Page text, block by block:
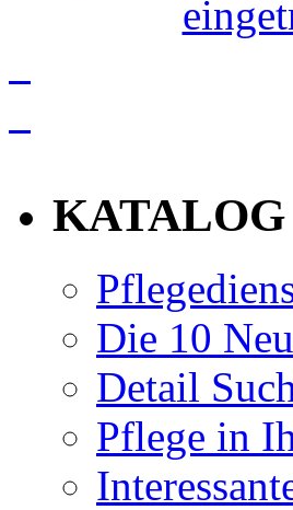
KATALOG
Die 10
Detail
Pflege in